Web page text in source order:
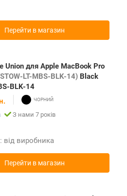
Перейти в магазин
Union для Apple MacBook Pro
LT-MBS-BLK-14) Black
BLK-14
З нами 7 років
від виробника
Перейти в магазин